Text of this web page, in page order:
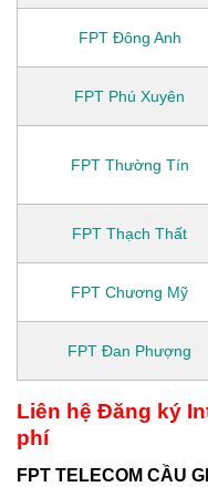
FPT Đông Anh
FPT Phú Xuyên
FPT Thường Tín
FPT Thạch Thất
FPT Chương Mỹ
FPT Đan Phượng
Liên hệ Đăng ký
phí
FPT TELECOM CẦU